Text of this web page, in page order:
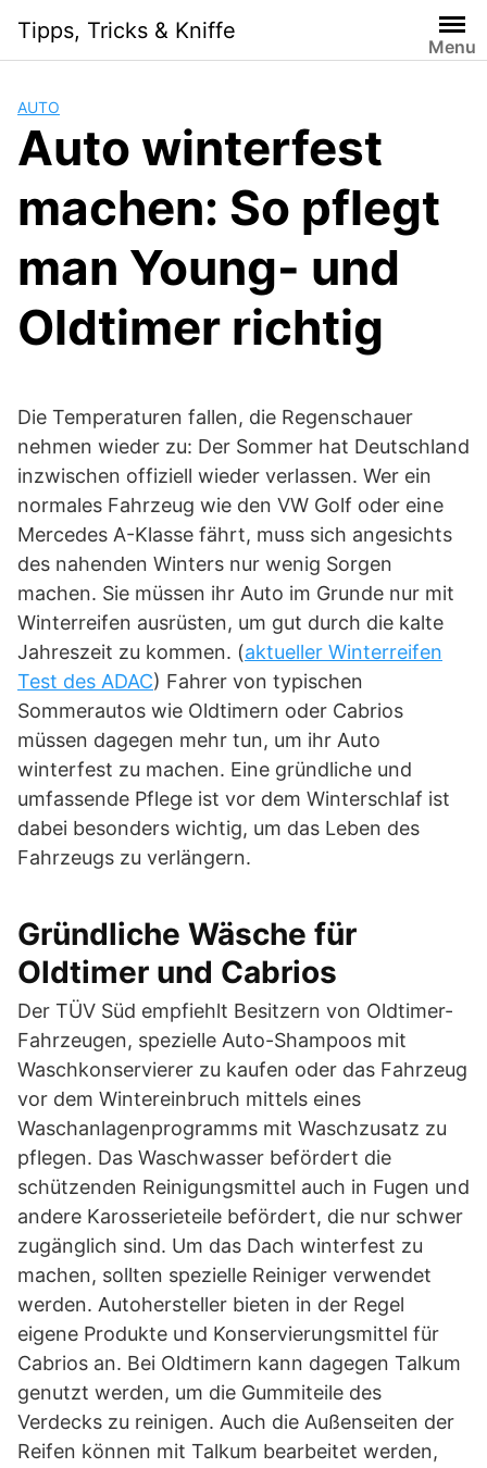
content
Tipps, Tricks & Kniffe
Menu
AUTO
Auto winterfest
machen: So pflegt
man Young- und
Oldtimer richtig
Die Temperaturen fallen, die Regenschauer
nehmen wieder zu: Der Sommer hat Deutschland
inzwischen offiziell wieder verlassen. Wer ein
normales Fahrzeug wie den VW Golf oder eine
Mercedes A-Klasse fährt, muss sich angesichts
des nahenden Winters nur wenig Sorgen
machen. Sie müssen ihr Auto im Grunde nur mit
Winterreifen ausrüsten, um gut durch die kalte
Jahreszeit zu kommen. (aktueller Winterreifen
Test des ADAC) Fahrer von typischen
Sommerautos wie Oldtimern oder Cabrios
müssen dagegen mehr tun, um ihr Auto
winterfest zu machen. Eine gründliche und
umfassende Pflege ist vor dem Winterschlaf ist
dabei besonders wichtig, um das Leben des
Fahrzeugs zu verlängern.
Gründliche Wäsche für
Oldtimer und Cabrios
Der TÜV Süd empfiehlt Besitzern von Oldtimer-
Fahrzeugen, spezielle Auto-Shampoos mit
Waschkonservierer zu kaufen oder das Fahrzeug
vor dem Wintereinbruch mittels eines
Waschanlagenprogramms mit Waschzusatz zu
pflegen. Das Waschwasser befördert die
schützenden Reinigungsmittel auch in Fugen und
andere Karosserieteile befördert, die nur schwer
zugänglich sind. Um das Dach winterfest zu
machen, sollten spezielle Reiniger verwendet
werden. Autohersteller bieten in der Regel
eigene Produkte und Konservierungsmittel für
Cabrios an. Bei Oldtimern kann dagegen Talkum
genutzt werden, um die Gummiteile des
Verdecks zu reinigen. Auch die Außenseiten der
Reifen können mit Talkum bearbeitet werden,